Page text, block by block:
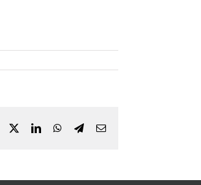
Facebook
X LinkedInWhatsApp
TelegramCorreo